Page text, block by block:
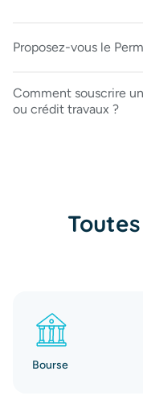
Proposez-vous le
Comment souscrire
ou crédit travaux ?
Bourse